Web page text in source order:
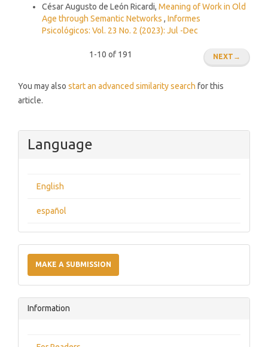
César Augusto de León Ricardi, Meaning of Work in Old
Age through Semantic Networks , Informes
Psicológicos: Vol. 23 No. 2 (2023): Jul -Dec
1-10 of 191 NEXT →
You may also start an advanced similarity search for this
article.
Language
English
español
a
Submission
MAKE A SUBMISSION
Information